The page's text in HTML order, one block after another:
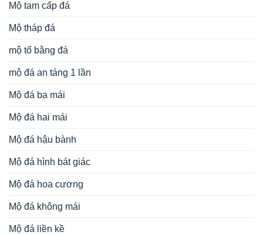
Mộ tam cấp đá
Mộ tháp đá
mộ tổ bằng đá
mộ đá an táng 1 lần
Mộ đá ba mái
Mộ đá hai mái
Mộ đá hậu bành
Mộ đá hình bát giác
Mộ đá hoa cương
Mộ đá không mái
Mộ đá liền kề